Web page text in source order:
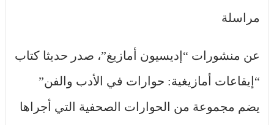
مراسلة
عن منشورات “إديسيون أمازيغ”، صدر حديثا كتاب
“إيقاعات أمازيغية: حوارات في الأدب والفن”
يضم مجموعة من الحوارات الصحفية التي أجراها